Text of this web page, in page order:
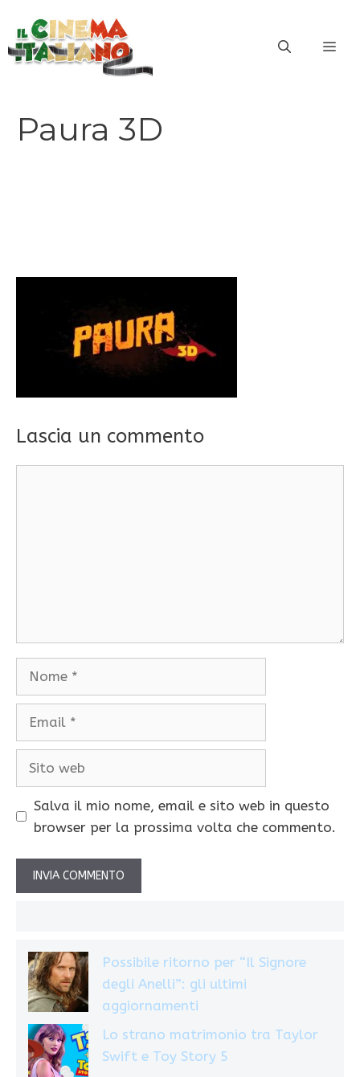
contenuto
Paura 3D
Lascia un commento
Salva il mio nome, email e sito web in questo
browser per la prossima volta che commento.
Possibile ritorno per “Il Signore
degli Anelli”: gli ultimi
aggiornamenti
Lo strano matrimonio tra Taylor
Swift e Toy Story 5